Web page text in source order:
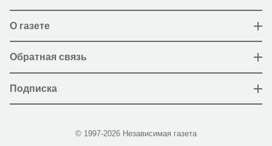
О газете
Обратная связь
Подписка
© 1997-2026 Независимая газета